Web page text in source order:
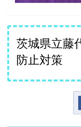
茨城県立藤
防止対策